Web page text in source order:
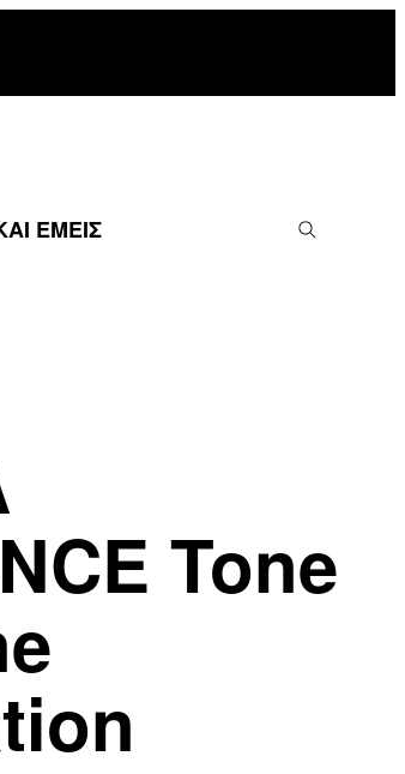
ΕΜΕΙΣ
Tone